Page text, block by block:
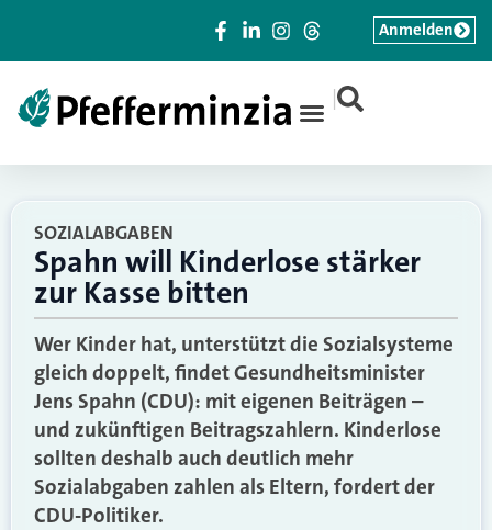
|
Anmelden
SOZIALABGABEN
Spahn will Kinderlose stärker
zur Kasse bitten
Wer Kinder hat, unterstützt die Sozialsysteme
gleich doppelt, findet Gesundheitsminister
Jens Spahn (CDU): mit eigenen Beiträgen –
und zukünftigen Beitragszahlern. Kinderlose
sollten deshalb auch deutlich mehr
Sozialabgaben zahlen als Eltern, fordert der
CDU-Politiker.